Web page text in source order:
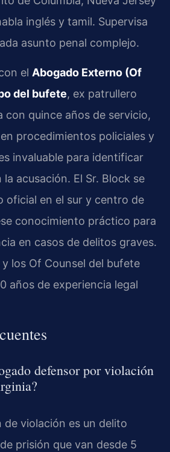
inglés y tamil. Supervisa
asunto penal complejo.
el Abogado Externo (Of
del bufete, ex patrullero
con quince años de servicio,
procedimientos policiales y
invaluable para identificar
acusación. El Sr. Block se
oficial en el sur y centro de
conocimiento práctico para
en casos de delitos graves.
y los Of Counsel del bufete
años de experiencia legal
defensor por violación
de violación es un delito
prisión que van desde 5